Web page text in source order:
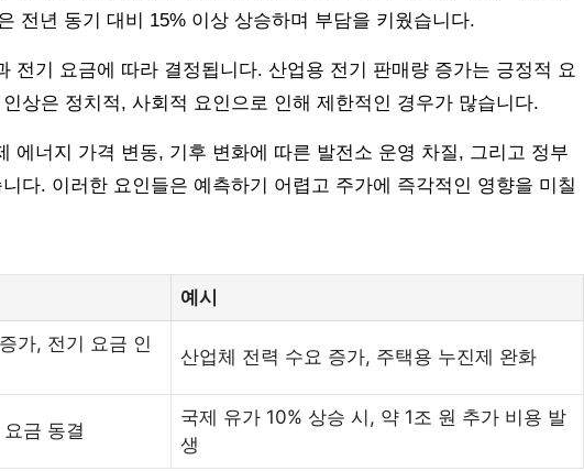
전년 동기 대비 15% 이상 상승하며 부담을 키웠습니다.
전기 요금에 따라 결정됩니다. 산업용 전기 판매량 증가는 긍정적 요
상은 정치적, 사회적 요인으로 인해 제한적인 경우가 많습니다.
에너지 가격 변동, 기후 변화에 따른 발전소 운영 차질, 그리고 정부
다. 이러한 요인들은 예측하기 어렵고 주가에 즉각적인 영향을 미칠
예시
가, 전기 요금 인
산업체 전력 수요 증가, 주택용 누진제 완화
금 동결
국제 유가 10% 상승 시, 약 1조 원 추가 비용 발
생